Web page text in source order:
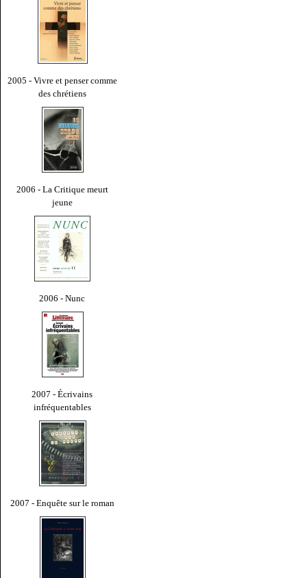
2005 - Vivre et penser comme
des chrétiens
2006 - La Critique meurt
jeune
2006 - Nunc
2007 - Écrivains
infréquentables
2007 - Enquête sur le roman